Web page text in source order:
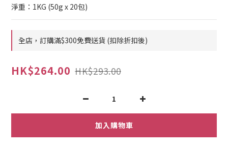
淨重：1KG (50g x 20包)
全店，訂購滿$300免費送貨 (扣除折扣後)
HK$264.00 HK$293.00
加入購物車